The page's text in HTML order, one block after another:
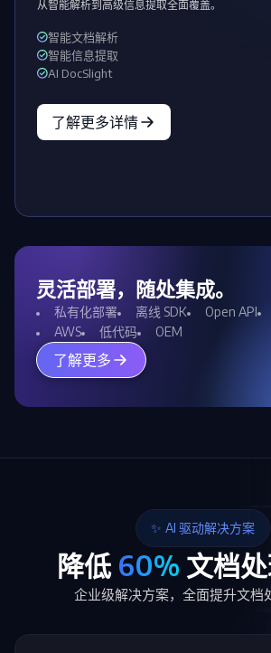
从智能解析到高级信息提取全面覆盖。
智能文档解析
智能信息提取
AI DocSlight
了解更多详情
灵活部署，随处集成。
私有化部署 离线 SDK Open API
AWS
低代码 OEM
了解更多
AI 驱动解决方案
降低 60% 文档
企业级解决方案，全面提升文档